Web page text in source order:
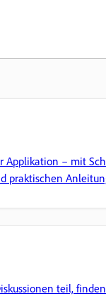
Applikation – mit
praktischen
teil,